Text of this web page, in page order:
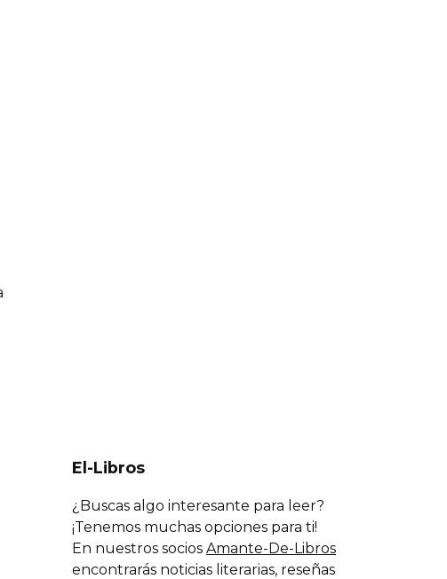
El-Libros
¿Buscas algo interesante para leer?
¡Tenemos muchas opciones para ti!
En nuestros socios Amante-De-Libros
encontrarás noticias literarias, reseñas